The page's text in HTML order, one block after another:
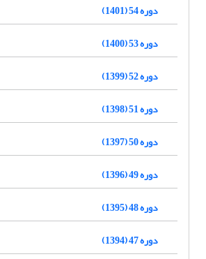
دوره 54 (1401)
دوره 53 (1400)
دوره 52 (1399)
دوره 51 (1398)
دوره 50 (1397)
دوره 49 (1396)
دوره 48 (1395)
دوره 47 (1394)